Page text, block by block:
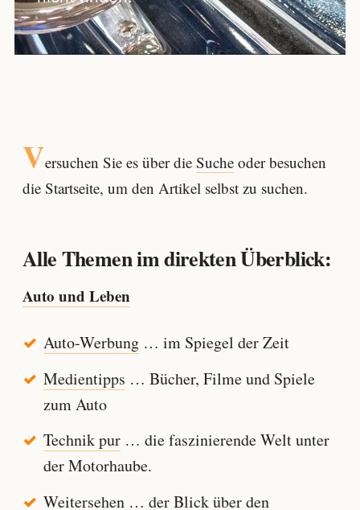
Versuchen Sie es über die Sucheoder besuchen
die Startseite, um den Artikel selbst zu suchen.
Alle Themen im direkten Überblick:
Auto und Leben
Auto-Werbung… im Spiegel der Zeit
Medientipps … Bücher, Filme und Spiele
zum Auto
Technik pur… die faszinierende Welt unter
der Motorhaube.
Weitersehen… der Blick über den